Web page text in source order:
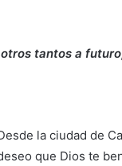
tantos a
la ciudad de
que Dios te